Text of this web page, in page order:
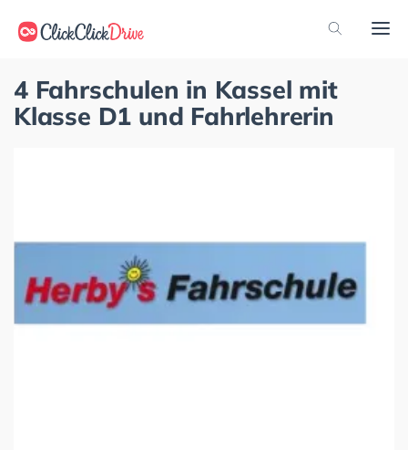
4 Fahrschulen in Kassel mit
Klasse D1 und Fahrlehrerin